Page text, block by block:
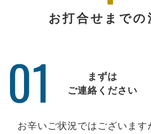
お打合せまでの
01
まずは
ご連絡ください
お辛いご状況ではございます